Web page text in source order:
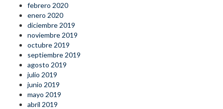
febrero 2020
enero 2020
diciembre 2019
noviembre 2019
octubre 2019
septiembre 2019
agosto 2019
julio 2019
junio 2019
mayo 2019
abril 2019